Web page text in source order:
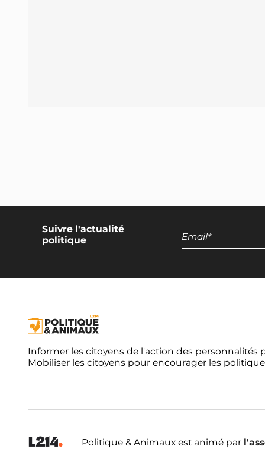
Suivre l'actualité
politique
Informer les citoyens de l'action des personnalités
Mobiliser les citoyens pour encourager les
Politique & Animaux est animé par